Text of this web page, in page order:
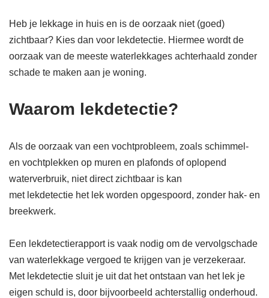
Heb je lekkage in huis en is de oorzaak niet (goed)
zichtbaar? Kies dan voor lekdetectie. Hiermee wordt de
oorzaak van de meeste waterlekkages achterhaald zonder
schade te maken aan je woning.
Waarom lekdetectie?
Als de oorzaak van een vochtprobleem, zoals schimmel-
en vochtplekken op muren en plafonds of oplopend
waterverbruik, niet direct zichtbaar is kan
met lekdetectie het lek worden opgespoord, zonder hak- en
breekwerk.
Een lekdetectierapport is vaak nodig om de vervolgschade
van waterlekkage vergoed te krijgen van je verzekeraar.
Met lekdetectie sluit je uit dat het ontstaan van het lek je
eigen schuld is, door bijvoorbeeld achterstallig onderhoud.